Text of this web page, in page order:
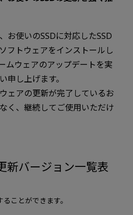
お使いのSSDに対応したSSD
フトウェアをインストールし
ムウェアのアップデートを実
申し上げます。
ェアの更新が完了しているお
く、継続してご使用いただけ
新バージョン一覧表
ことができます。